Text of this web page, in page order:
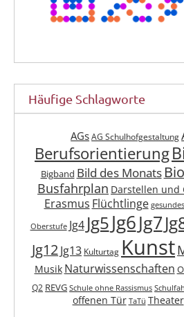
Häufige Schlagworte
AGs AG Schulhofgestaltung
Berufsorientierung
Bigband Bild des Monats
Busfahrplan Darstellen und
Erasmus Flüchtlinge
Oberstufe Jg4 Jg5Jg6Jg7
Jg12Jg13 Kulturtag Kunst
Musik Naturwissenschaften
Q2 REVG Schule ohne Rassismus
offenen Tür TaTü Theater